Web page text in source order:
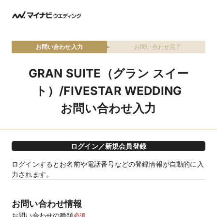
お問い合わせ入力 お問い合わせ完了
GRAN SUITE（グラン スイー
ト）/FIVESTAR WEDDING
お問い合わせ入力
ログイン／新規会員登録
ログインするとお名前や電話番号などの登録情報が自動的に入
力されます。
お問い合わせ情報
お問い合わせの種類必須